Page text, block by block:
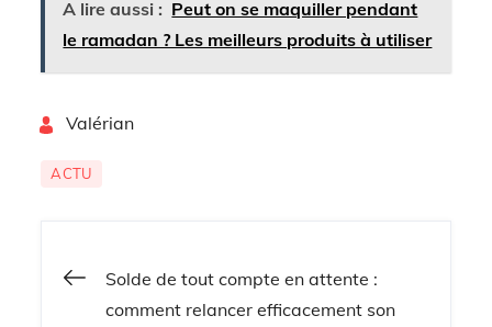
A lire aussi : Peut on se maquiller pendant
le ramadan ? Les meilleurs produits à utiliser
Valérian
ACTU
Navigation
Solde de tout compte en attente :
comment relancer efficacement son